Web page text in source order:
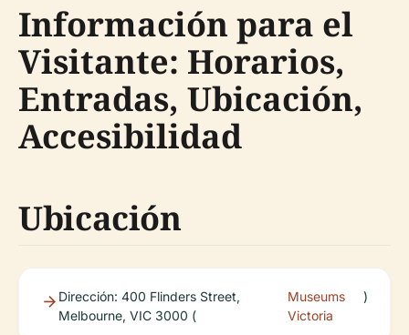
Información para el
Visitante: Horarios,
Entradas, Ubicación,
Accesibilidad
Ubicación
Dirección: 400 Flinders Street,
Melbourne, VIC 3000 (
Museums
Victoria
)